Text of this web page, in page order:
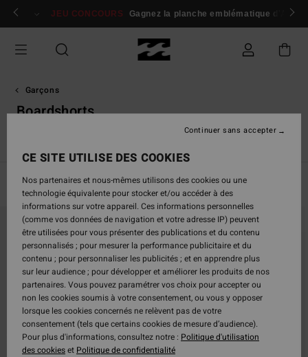
Passez
sélection
produits
Se connecter / s'inscrire
JEU CONCOURS Gagnez la planche emblématique d'Andy
Garçons
Boardshorts
Filtrer & Trier
Passer
critères
filtrage
recherche
CE SITE UTILISE DES COOKIES
Nos partenaires et nous-mêmes utilisons des cookies ou une
technologie équivalente pour stocker et/ou accéder à des
informations sur votre appareil. Ces informations personnelles
(comme vos données de navigation et votre adresse IP) peuvent
être utilisées pour vous présenter des publications et du contenu
personnalisés ; pour mesurer la performance publicitaire et du
contenu ; pour personnaliser les publicités ; et en apprendre plus
sur leur audience ; pour développer et améliorer les produits de nos
partenaires. Vous pouvez paramétrer vos choix pour accepter ou
non les cookies soumis à votre consentement, ou vous y opposer
lorsque les cookies concernés ne relèvent pas de votre
consentement (tels que certains cookies de mesure d’audience).
Pour plus d'informations, consultez notre : Politique d'utilisation
des cookieset Politique de confidentialité
Continuer sans accepter